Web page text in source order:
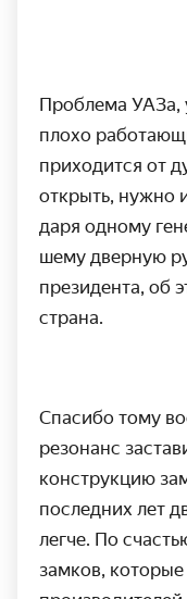
Проблема УАЗа,
плохо
приходится от
открыть, нужно
даря одному
шему дверную
президента, об
страна.
Спасибо тому
резонанс
конструкцию
последних лет
легче. По
замков,